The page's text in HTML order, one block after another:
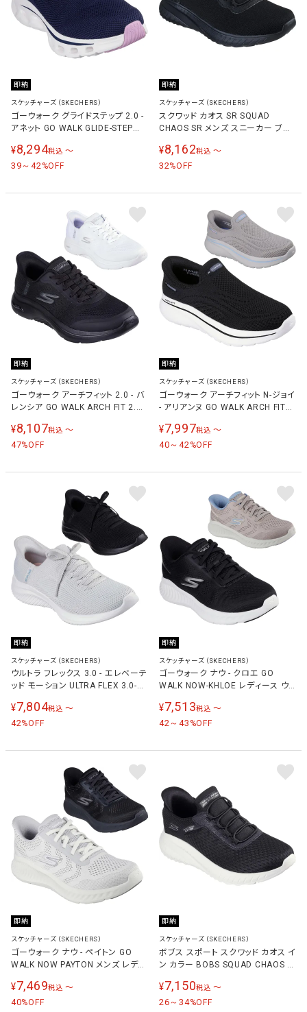
即納
スケッチャーズ（SKECHERS）
ゴーウォーク グライドステップ 2.0 -
アネット GO WALK GLIDE-STEP
ングシューズ ネイビー/マルチ
125120 NVMT
¥8,294税込 〜
39～42 %OFF
即納
スケッチャーズ（SKECHERS）
スクワッド カオス SR SQUAD
CHAOS SR メンズ スニーカー ブラ
¥8,162税込 〜
32%OFF
即納
スケッチャーズ（SKECHERS）
ゴーウォーク アーチフィット 2.0 - バ
レンシア GO WALK ARCH FIT 2.0-
125319
¥8,107税込 〜
47%OFF
即納
スケッチャーズ（SKECHERS）
ゴーウォーク アーチフィット N-ジョイ
- アリアンヌ GO WALK ARCH FIT
カー 125843
¥7,997税込 〜
40～42 %OFF
即納
スケッチャーズ（SKECHERS）
ウルトラ フレックス 3.0 - エレベーテ
ッド モーション ULTRA FLEX 3.0-
ニーカー 150457
¥7,804税込 〜
42%OFF
即納
スケッチャーズ（SKECHERS）
ゴーウォーク ナウ - クロエ GO
WALK NOW-KHLOE レディース ウォ
¥7,513税込 〜
42～43 %OFF
即納
スケッチャーズ（SKECHERS）
ゴーウォーク ナウ - ペイトン GO
WALK NOW PAYTON メンズ レディ
¥7,469税込 〜
40%OFF
即納
スケッチャーズ（SKECHERS）
ボブス スポート スクワッド カオス イ
ン カラー BOBS SQUAD CHAOS IN
ック 117504W BLK
¥7,150税込 〜
26～34%OFF